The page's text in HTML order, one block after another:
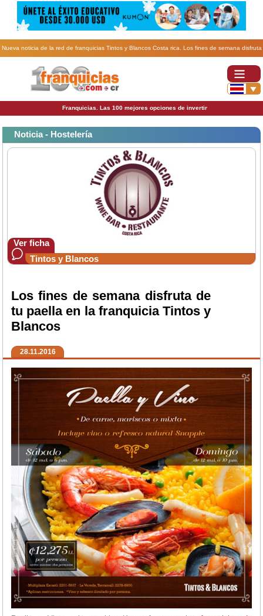
Nueva noticia de la red de franquicias Tintos y Blancos Costa rica. Los fines de semana disfruta
de tu paella en la franquicia Tintos y Blancos.
Franquicias. Las 100 mejores opciones de invertir
Noticia - Hostelería
Ver ficha
Tintos y Blancos
Los fines de semana disfruta de
tu paella en la franquicia Tintos y
Blancos
28.11.2016